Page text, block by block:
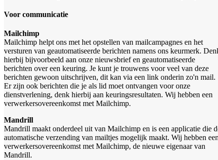
Voor communicatie
Mailchimp
Mailchimp helpt ons met het opstellen van mailcampagnes en het
versturen van geautomatiseerde berichten namens ons keurmerk.
hierbij bijvoorbeeld aan onze nieuwsbrief en geautomatiseerde
berichten over een keuring. Je kunt je trouwens voor veel van deze
berichten gewoon uitschrijven, dit kan via een link onderin zo'n mail.
Er zijn ook berichten die je als lid moet ontvangen voor onze
dienstverlening, denk hierbij aan keuringsresultaten. Wij hebben een
verwerkersovereenkomst met Mailchimp.
Mandrill
Mandrill maakt onderdeel uit van Mailchimp en is een applicatie die
automatische verzending van mailtjes mogelijk maakt. Wij hebben
verwerkersovereenkomst met Mailchimp, de nieuwe eigenaar van
Mandrill.